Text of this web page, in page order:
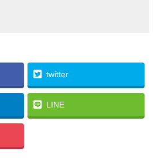
twitter
LINE